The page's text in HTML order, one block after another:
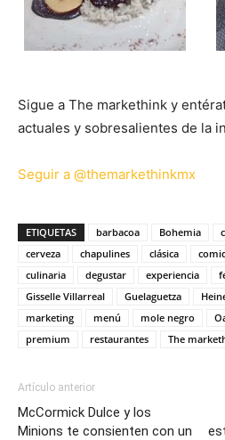
Sigue a The markethink y
actuales y sobresalientes de la
Seguir a @themarkethinkmx
ETIQUETAS barbacoa Bohemia
cerveza
chapulines clásica
culinaria
degustar experiencia
Gisselle Villarreal
Guelaguetza
marketing
menú mole negro
premium
restaurantes The
Artículo anterior
McCormick Dulce y los
Minions te consienten con un